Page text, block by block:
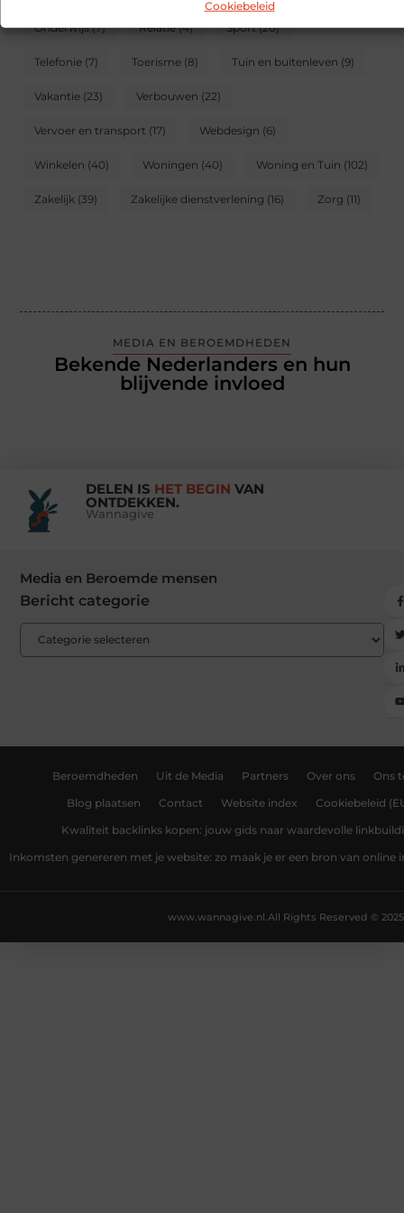
Cookiebeleid
Onderwijs(7) Relatie(4) Sport(20)
Telefonie (7) Toerisme (8) Tuin en buitenleven (9)
Vakantie (23) Verbouwen (22)
Vervoer en transport (17) Webdesign (6)
Winkelen (40) Woningen (40) Woning en Tuin (102)
Zakelijk (39) Zakelijke dienstverlening (16) Zorg (11)
MEDIA EN BEROEMDHEDEN
Bekende Nederlanders en hun
blijvende invloed
DELEN IS HET BEGIN VAN
ONTDEKKEN.
Wannagive
Media en Beroemde mensen
Bericht categorie
Beroemdheden Uit de Media Partners Over ons Ons
Blog plaatsen Contact Website index Cookiebeleid
Kwaliteit backlinks kopen: jouw gids naar waardevolle
Inkomsten genereren met je website: zo maak je er een bron van online
All Rights Reserved © 2025
www.wannagive.nl.